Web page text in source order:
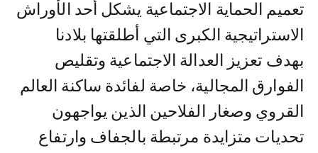
تعميم الحماية الاجتماعية يشكل أحد الأوراش
الاستراتيجية الكبرى التي أطلقتها بلادنا
بهدف تعزيز العدالة الاجتماعية وتقليص
الفوارق المجالية، خاصة لفائدة ساكنة العالم
القروي وصغار الفلاحين الذين يواجهون
تحديات متزايدة مرتبطة بالجفاف وارتفاع